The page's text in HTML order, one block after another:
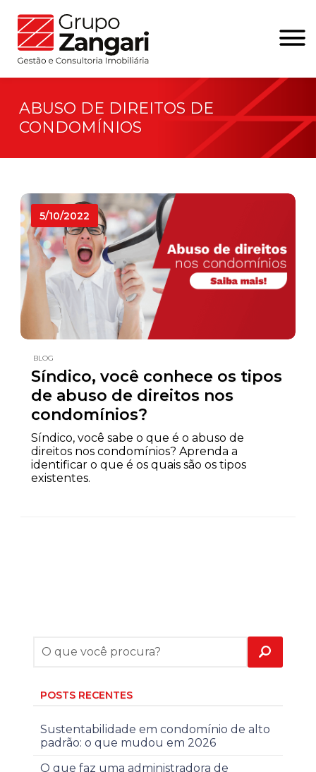
ABUSO DE DIREITOS DE
CONDOMÍNIOS
5/10/2022
BLOG
Síndico, você conhece os tipos
de abuso de direitos nos
condomínios?
Síndico, você sabe o que é o abuso de
direitos nos condomínios? Aprenda a
identificar o que é os quais são os tipos
existentes.
POSTS RECENTES
Sustentabilidade em condomínio de alto
padrão: o que mudou em 2026
O que faz uma administradora de